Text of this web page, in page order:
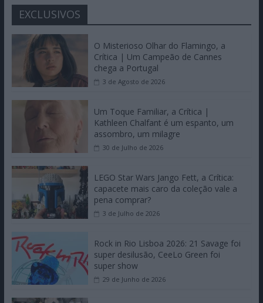
EXCLUSIVOS
O Misterioso Olhar do Flamingo, a
Crítica | Um Campeão de Cannes
chega a Portugal
3 de Agosto de 2026
Um Toque Familiar, a Crítica |
Kathleen Chalfant é um espanto, um
assombro, um milagre
30 de Julho de 2026
LEGO Star Wars Jango Fett, a Crítica:
capacete mais caro da coleção vale a
pena comprar?
3 de Julho de 2026
Rock in Rio Lisboa 2026: 21 Savage foi
super desilusão, CeeLo Green foi
super show
29 de Junho de 2026